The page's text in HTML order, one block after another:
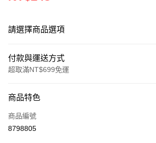
請選擇商品選項
付款與運送方式
超取滿NT$699免運
信用卡一次付款
超商取貨付款
商品特色
商品編號
8798805